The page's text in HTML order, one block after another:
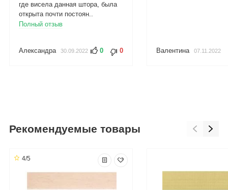
где висела данная штора, была
открыта почти постоян..
Полный отзыв
Александра 30.09.2022 0 0 Валентина 07.11.2022
Рекомендуемые товары
4/5